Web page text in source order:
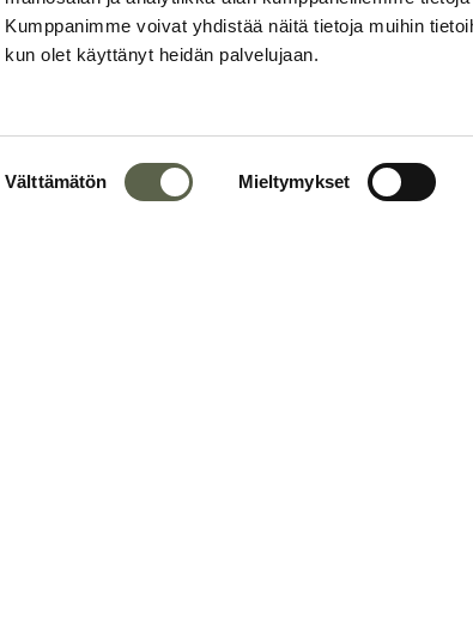
Kumppanimme voivat yhdistää näitä tietoja muihin
kun olet käyttänyt heidän palvelujaan.
Välttämätön Mieltymykset
2022